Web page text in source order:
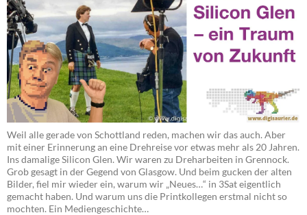
Weil alle gerade von Schottland reden, machen wir das auch. Aber
mit einer Erinnerung an eine Drehreise vor etwas mehr als 20 Jahren.
Ins damalige Silicon Glen. Wir waren zu Dreharbeiten in Grennock.
Grob gesagt in der Gegend von Glasgow. Und beim gucken der alten
Bilder, fiel mir wieder ein, warum wir „Neues…“ in 3Sat eigentlich
gemacht haben. Und warum uns die Printkollegen erstmal nicht so
mochten. Ein Mediengeschichte…